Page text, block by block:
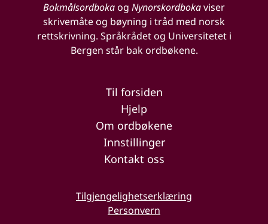
Bokmålsordbokaog Nynorskordbokaviser
skrivemåte og bøyning i tråd med norsk
rettskrivning. Språkrådet og Universitetet i
Bergen står bak ordbøkene.
Til forsiden
Hjelp
Om ordbøkene
Innstillinger
Kontakt oss
Tilgjengelighetserklæring
Personvern